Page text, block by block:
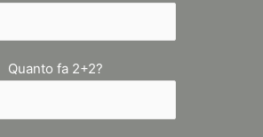
Quanto fa 2+2?